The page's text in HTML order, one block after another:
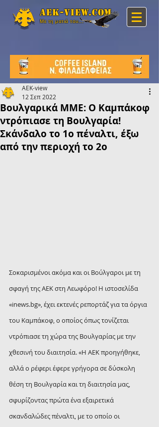
Aek-view.com
Με τη ματιά του...
Βουλγαρικά ΜΜΕ: Ο Καμπάκοφ
ντρόπιασε τη Βουλγαρία!
Σκάνδαλο το 1ο πέναλτι, έξω
από την περιοχή το 2ο
AEK-view
12 Σεπ 2022
Σοκαρισμένοι ακόμα και οι Βούλγαροι με τη
σφαγή της ΑΕΚ στη Λεωφόρο! Η ιστοσελίδα
«inews.bg», έχει εκτενές ρεπορτάζ για τα όργια
του Καμπάκοφ, ο οποίος όπως τονίζεται
ντρόπιασε τη χώρα της Βουλγαρίας με την
χθεσινή του διαιτησία. «Η ΑΕΚ προηγήθηκε,
αλλά ο ρέφερι έφερε γρήγορα σε δύσκολη
θέση τη Βουλγαρία και τη διαιτησία μας,
σφυρίζοντας πρώτα ένα εξαιρετικά
σκανδαλώδες πέναλτι, με το οποίο οι